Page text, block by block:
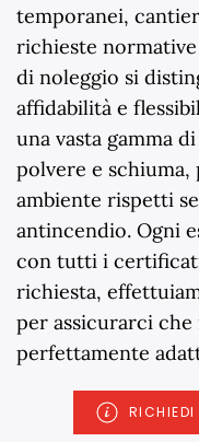
temporanei,
richieste
di noleggio si
affidabilità e
una vasta gamma
polvere e
ambiente rispetti
antincendio. Ogni
con tutti i
richiesta,
per assicurarci
perfettamente